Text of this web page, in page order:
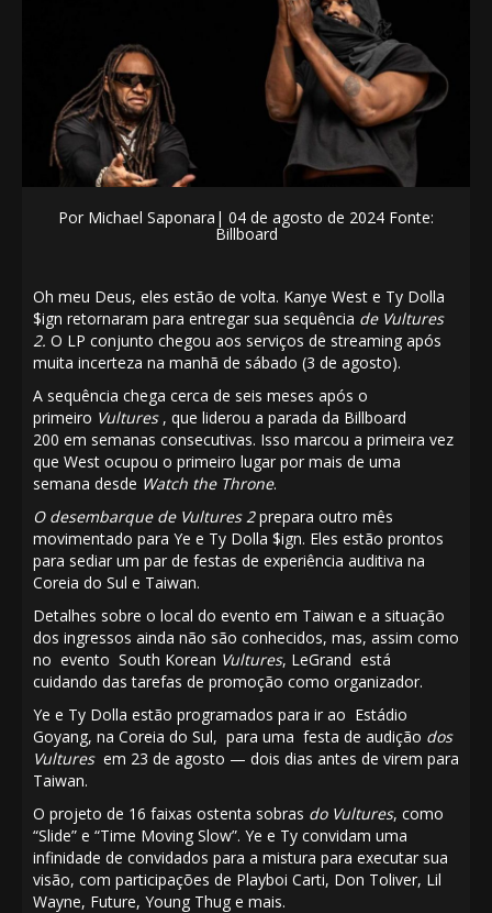
Por Michael Saponara | 04 de agosto de 2024 Fonte:
Billboard
Oh meu Deus, eles estão de volta. Kanye West e Ty Dolla
$ign retornaram para entregar sua sequência de Vultures
2. O LP conjunto chegou aos serviços de streaming após
muita incerteza na manhã de sábado (3 de agosto).
A sequência chega cerca de seis meses após o
primeiro Vultures, que liderou a parada da Billboard
200 em semanas consecutivas. Isso marcou a primeira vez
que West ocupou o primeiro lugar por mais de uma
semana desde Watch the Throne.
O desembarque de Vultures 2prepara outro mês
movimentado para Ye e Ty Dolla $ign. Eles estão prontos
para sediar um par de festas de experiência auditiva na
Coreia do Sul e Taiwan.
Detalhes sobre o local do evento em Taiwan e a situação
dos ingressos ainda não são conhecidos, mas, assim como
no evento South Korean Vultures, LeGrand está
cuidando das tarefas de promoção como organizador.
Ye e Ty Dolla estão programados para ir ao Estádio
Goyang, na Coreia do Sul, para uma festa de audição dos
Vultures em 23 de agosto — dois dias antes de virem para
Taiwan.
O projeto de 16 faixas ostenta sobras do Vultures, como
“Slide” e “Time Moving Slow”. Ye e Ty convidam uma
infinidade de convidados para a mistura para executar sua
visão, com participações de Playboi Carti, Don Toliver, Lil
Wayne, Future, Young Thug e mais.